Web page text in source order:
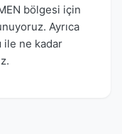
bölgesi için
Ayrıca
ile ne kadar